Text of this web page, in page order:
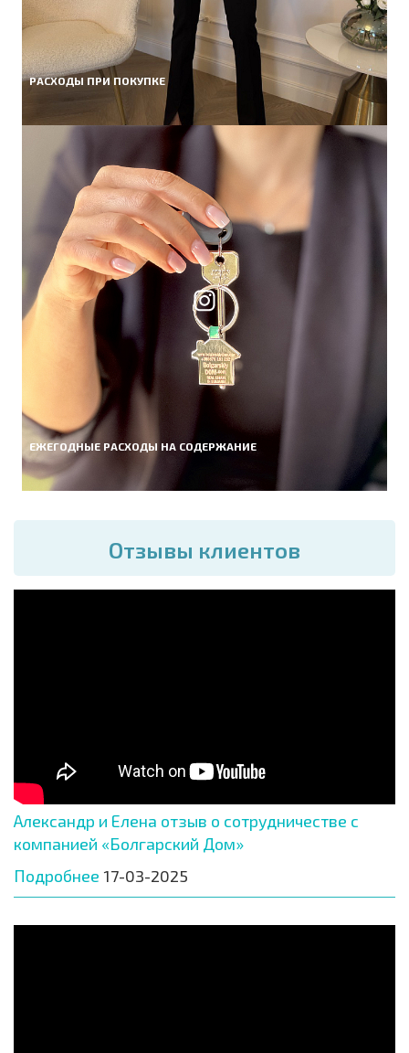
РАСХОДЫ ПРИ ПОКУПКЕ
ЕЖЕГОДНЫЕ РАСХОДЫ НА СОДЕРЖАНИЕ
Отзывы клиентов
Александр и Елена отзыв о сотрудничестве с
компанией «Болгарский Дом»
Подробнее 17-03-2025